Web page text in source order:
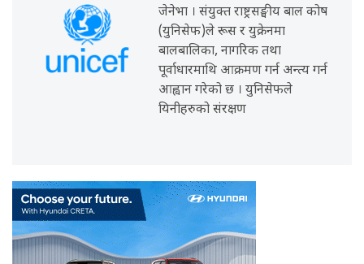
जेनेभा । संयुक्त राष्ट्रसङ्घीय बाल कोष
(युनिसेफ)ले रूस र युक्रेनमा
बालबालिका, नागरिक तथा
पूर्वाधारमाथि आक्रमण गर्न अन्त्य गर्न
आह्वान गरेको छ । युनिसेफले
यिनीहरुको संरक्षण